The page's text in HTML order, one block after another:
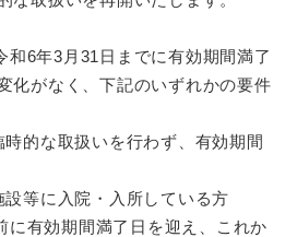
和6年3月31日までに有効期間満了
化がなく、下記のいずれかの要件
時的な取扱いを行わず、有効期間
設等に入院・入所している方
有効期間満了日を迎え、これか